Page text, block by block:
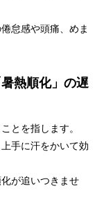
怠感や頭痛、めま
熱順化」の遅
とを指します。
手に汗をかいて効
が追いつきませ